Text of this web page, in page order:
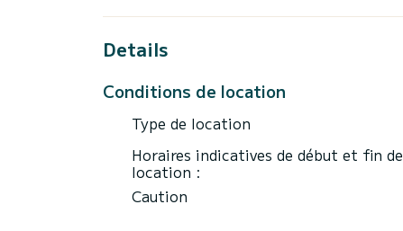
Details
Conditions de location
Type de location
Horaires indicatives de début et fin de
location :
Caution